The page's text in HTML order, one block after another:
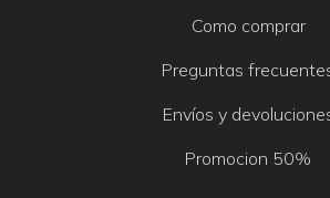
Como comprar
Preguntas
Envíos y
Promocion 50%